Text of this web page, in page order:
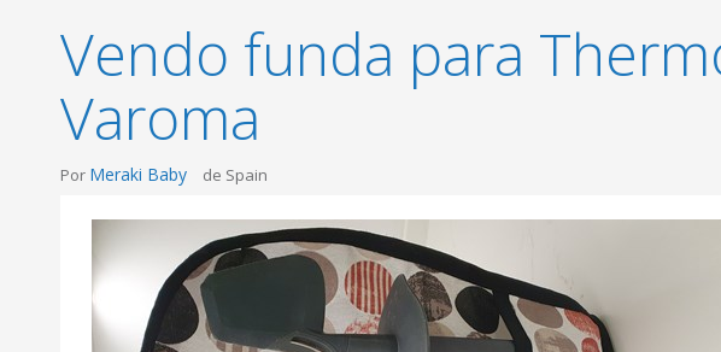
Vendo funda para
Varoma
Por Meraki Baby de Spain